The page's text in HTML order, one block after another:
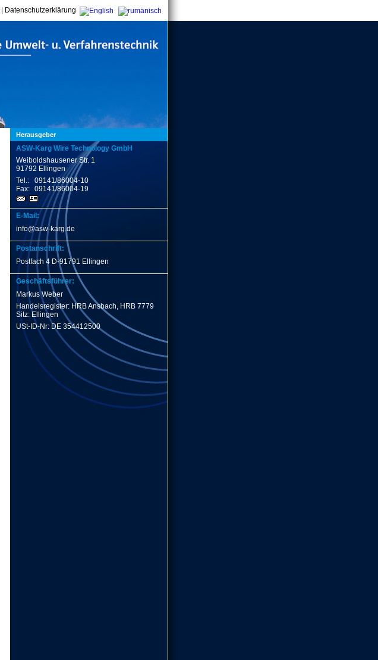
Datenschutzerklärung
Herausgeber
ASW-Karg Wire Technology GmbH
Weiboldshausener Str. 1
91792 Ellingen
Tel.:
09141/86004-10
Fax: 09141/86004-19
E-Mail:
info@asw-karg.de
Postanschrift:
Postfach 4 D-91791 Ellingen
Geschäftsführer:
Markus Weber
Handelsregister: HRB Ansbach, HRB 7779
Sitz: Ellingen
USt-ID-Nr: DE 354412500